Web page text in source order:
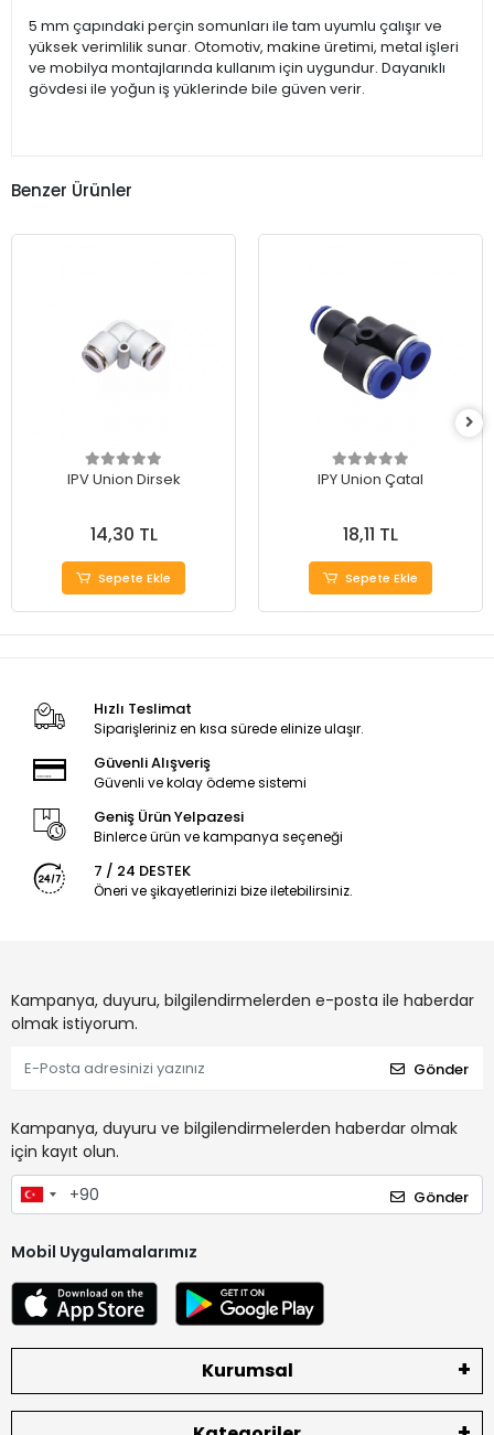
5 mm çapındaki perçin somunları ile tam uyumlu çalışır ve
yüksek verimlilik sunar. Otomotiv, makine üretimi, metal işleri
ve mobilya montajlarında kullanım için uygundur. Dayanıklı
gövdesi ile yoğun iş yüklerinde bile güven verir.
Benzer Ürünler
IPV Union Dirsek
14,30 TL
Sepete Ekle
IPY Union Çatal
18,11 TL
Sepete Ekle
Hızlı Teslimat
Siparişleriniz en kısa sürede elinize ulaşır.
Güvenli Alışveriş
Güvenli ve kolay ödeme sistemi
Geniş Ürün Yelpazesi
Binlerce ürün ve kampanya seçeneği
7 / 24 DESTEK
Öneri ve şikayetlerinizi bize iletebilirsiniz.
Kampanya, duyuru, bilgilendirmelerden e-posta ile haberdar
olmak istiyorum.
Gönder
Kampanya, duyuru ve bilgilendirmelerden haberdar olmak
için kayıt olun.
Gönder
Mobil Uygulamalarımız
Kurumsal